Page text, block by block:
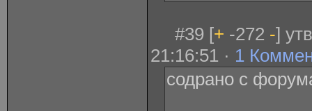
#39 [+ -272 -]
21:16:51 · 1
содрано с